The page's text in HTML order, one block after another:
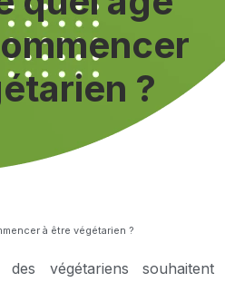
?
à être végétarien ?
végétariens souhaitent